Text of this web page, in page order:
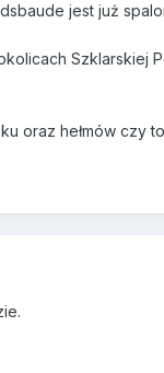
jest już
Szklarskiej
oraz hełmów czy